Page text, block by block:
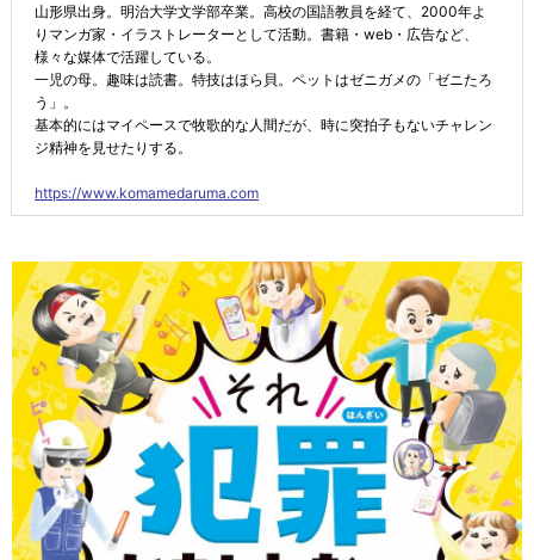
山形県出身。明治大学文学部卒業。高校の国語教員を経て、2000年よ
りマンガ家・イラストレーターとして活動。書籍・web・広告など、
様々な媒体で活躍している。
一児の母。趣味は読書。特技はほら貝。ペットはゼニガメの「ゼニたろ
う」。
基本的にはマイペースで牧歌的な人間だが、時に突拍子もないチャレン
ジ精神を見せたりする。
https://www.komamedaruma.com